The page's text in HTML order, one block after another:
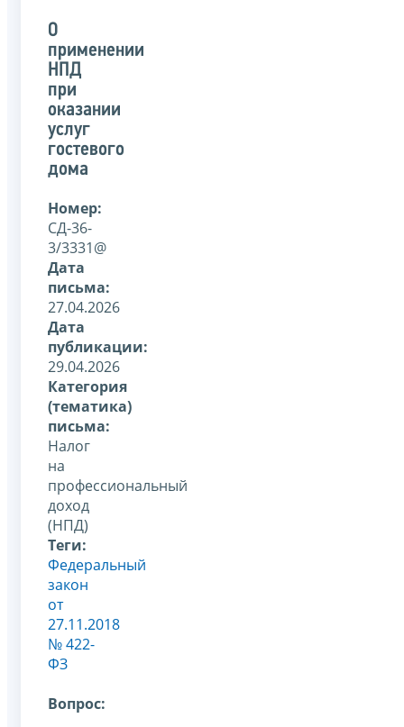
указанного
О
применении
НПД
при
оказании
услуг
гостевого
дома
Номер:
СД-36-
3/3331@
Дата
письма:
27.04.2026
Дата
публикации:
29.04.2026
Категория
(тематика)
письма:
Налог
на
профессиональный
доход
(НПД)
Теги:
Федеральный
закон
от
27.11.2018
№ 422-
ФЗ
Вопрос: